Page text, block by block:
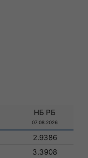
НБ РБ
07.08.2026
2.9386
3.3908